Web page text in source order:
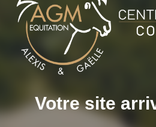
Votre site